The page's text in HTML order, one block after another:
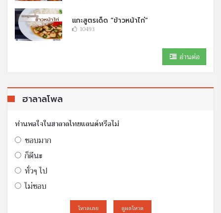
แกะสูตรเด็ด “ข้าวหน้าไก่”
10493
อ่านต่อ
ฮาลาลโพล
ท่านพอใจในฮาลาลไทยแลนด์หรือไม่
ชอบมาก
ก็ดีนะ
ทั่วๆ ไป
ไม่ชอบ
โหวดเลย ดูผลโหวต